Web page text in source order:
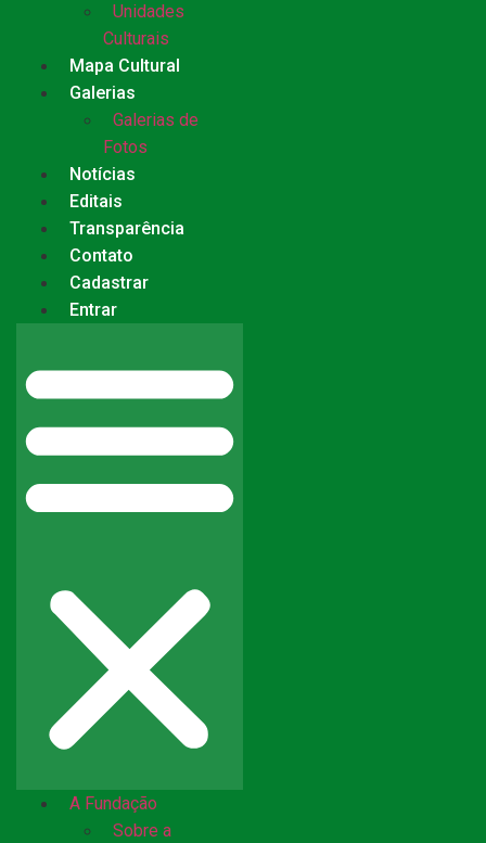
Unidades
Culturais
Mapa Cultural
Galerias
Galerias de
Fotos
Notícias
Editais
Transparência
Contato
Cadastrar
Entrar
A Fundação
Sobre a